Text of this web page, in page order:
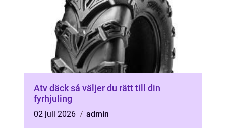
Atv däck så väljer du rätt till din
fyrhjuling
02 juli 2026
admin